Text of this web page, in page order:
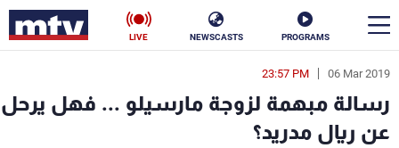
PROGRAMS
NEWSCASTS
LIVE
06 Mar 2019
23:57 PM
رسالة مبهمة لزوجة مارسيلو ... فهل يرحل
عن ريال مدريد؟
en
الأخبار